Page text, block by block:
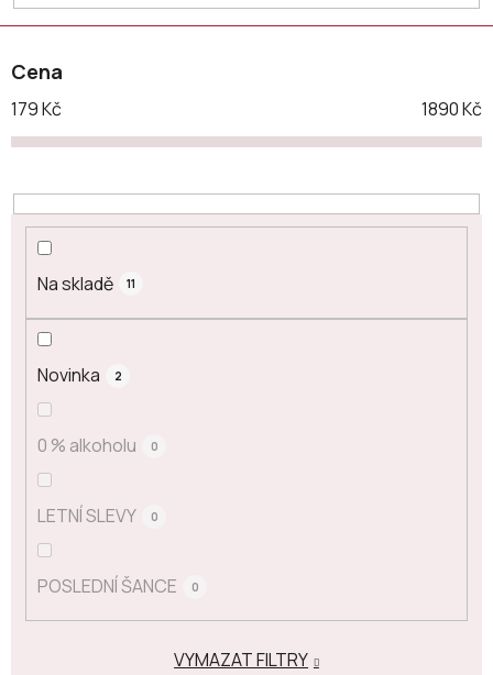
Cena
179Kč 1890Kč
Na skladě 11
Novinka 2
0 % alkoholu 0
LETNÍ SLEVY 0
POSLEDNÍ ŠANCE 0
VYMAZAT FILTRY